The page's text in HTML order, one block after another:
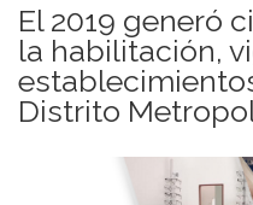
El 2019 generó
la habilitación,
Distrito